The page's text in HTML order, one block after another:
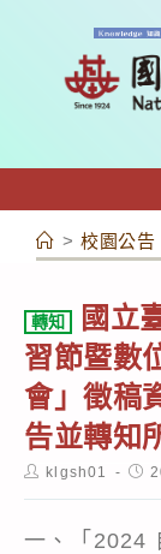
容
> 校園公告
轉知
國立
習節暨數
會」徵稿
告並轉知
Postklgsh01
Post
一、「2024